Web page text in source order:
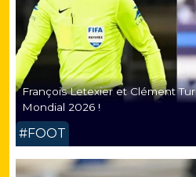
François Letexier et Clément
Mondial 2026 !
#FOOT